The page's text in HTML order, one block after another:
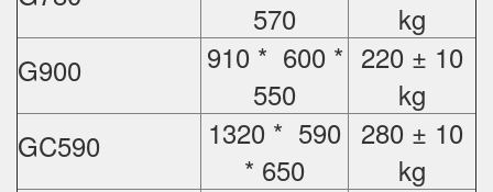
570
kg
G900
910 * 600 *
550
220 ± 10
kg
GC590
1320 * 590
* 650
280 ± 10
kg